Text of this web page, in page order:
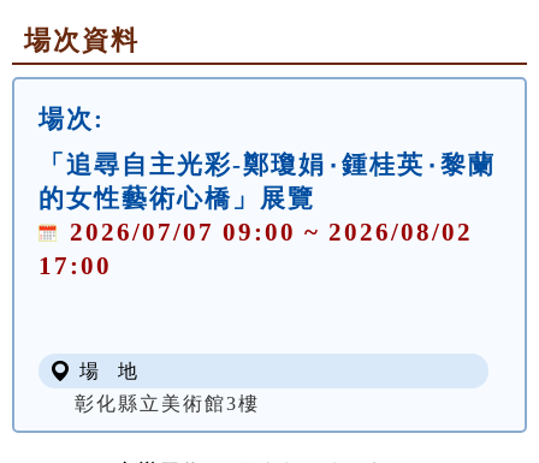
場次資料
場次:
「追尋自主光彩-鄭瓊娟۰鍾桂英۰黎蘭
的女性藝術心橋」展覽
2026/07/07 09:00 ~ 2026/08/02
17:00
場 地
彰化縣立美術館3樓